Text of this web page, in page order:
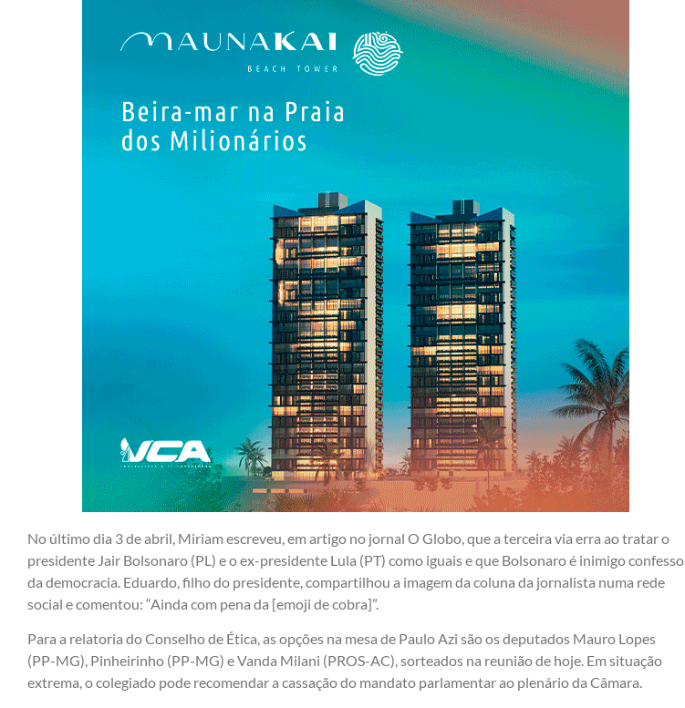
No último dia 3 de abril, Miriam escreveu, em artigo no jornal O Globo, que a terceira via erra ao tratar o
presidente Jair Bolsonaro (PL) e o ex-presidente Lula (PT) como iguais e que Bolsonaro é inimigo confesso
da democracia. Eduardo, filho do presidente, compartilhou a imagem da coluna da jornalista numa rede
social e comentou: “Ainda com pena da [emoji de cobra]”.
Para a relatoria do Conselho de Ética, as opções na mesa de Paulo Azi são os deputados Mauro Lopes
(PP-MG), Pinheirinho (PP-MG) e Vanda Milani (PROS-AC), sorteados na reunião de hoje. Em situação
extrema, o colegiado pode recomendar a cassação do mandato parlamentar ao plenário da Câmara.